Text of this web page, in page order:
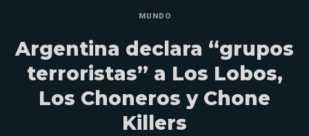
MUNDO
Argentina declara “grupos
terroristas” a Los Lobos,
Los Choneros y Chone
Killers